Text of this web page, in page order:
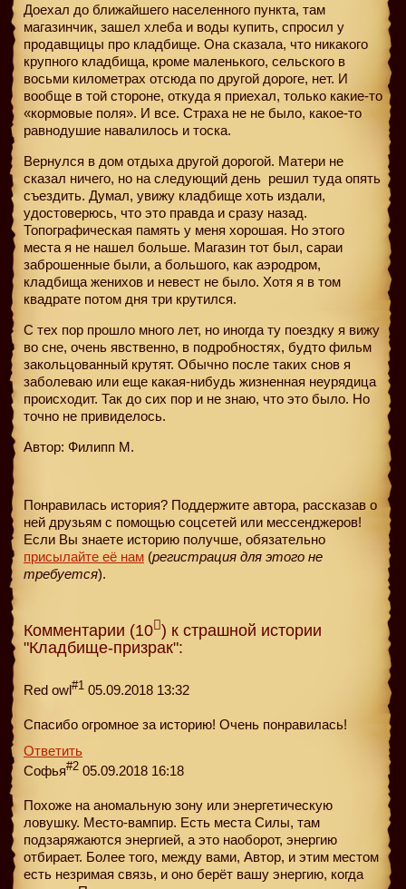
Доехал до ближайшего населенного пункта, там
магазинчик, зашел хлеба и воды купить, спросил у
продавщицы про кладбище. Она сказала, что никакого
крупного кладбища, кроме маленького, сельского в
восьми километрах отсюда по другой дороге, нет. И
вообще в той стороне, откуда я приехал, только какие-то
«кормовые поля». И все. Страха не не было, какое-то
равнодушие навалилось и тоска.
Вернулся в дом отдыха другой дорогой. Матери не
сказал ничего, но на следующий день решил туда опять
съездить. Думал, увижу кладбище хоть издали,
удостоверюсь, что это правда и сразу назад.
Топографическая память у меня хорошая. Но этого
места я не нашел больше. Магазин тот был, сараи
заброшенные были, а большого, как аэродром,
кладбища женихов и невест не было. Хотя я в том
квадрате потом дня три крутился.
С тех пор прошло много лет, но иногда ту поездку я вижу
во сне, очень явственно, в подробностях, будто фильм
закольцованный крутят. Обычно после таких снов я
заболеваю или еще какая-нибудь жизненная неурядица
происходит. Так до сих пор и не знаю, что это было. Но
точно не привиделось.
Автор: Филипп М.
Понравилась история? Поддержите автора, рассказав о
ней друзьям с помощью соцсетей или мессенджеров!
Если Вы знаете историю получше, обязательно
присылайте её нам (регистрация для этого не
требуется).
Комментарии (10 ) к страшной истории
"Кладбище-призрак":
Red owl#1 05.09.2018 13:32
Спасибо огромное за историю! Очень понравилась!
Ответить
Софья#2 05.09.2018 16:18
Похоже на аномальную зону или энергетическую
ловушку. Место-вампир. Есть места Силы, там
подзаряжаются энергией, а это наоборот, энергию
отбирает. Более того, между вами, Автор, и этим местом
есть незримая связь, и оно берёт вашу энергию, когда